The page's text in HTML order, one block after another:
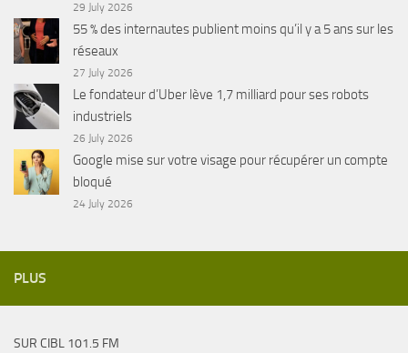
29 July 2026
55 % des internautes publient moins qu’il y a 5 ans sur les
réseaux
27 July 2026
Le fondateur d’Uber lève 1,7 milliard pour ses robots
industriels
26 July 2026
Google mise sur votre visage pour récupérer un compte
bloqué
24 July 2026
PLUS
SUR CIBL 101.5 FM